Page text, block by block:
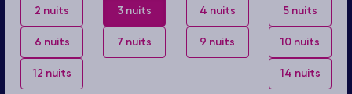
2 nuits 3 nuits 4 nuits 5 nuits
6 nuits 7 nuits 9 nuits 10 nuits
12 nuits 14 nuits